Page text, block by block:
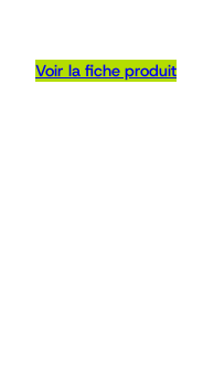
Voir la fiche produit